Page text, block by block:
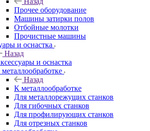
Прочее оборудование
Машины затирки полов
Отбойные молотки
Прочистные машины
и оснастка
Назад
и оснастка
Назад
К металлообработке
Для металлорежущих станков
Для гибочных станков
Для профилирующих станков
Для отрезных станков